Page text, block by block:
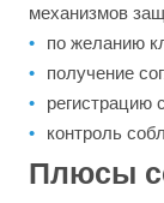
механизмов
по желанию
получение
регистрацию
контроль
Плюсы